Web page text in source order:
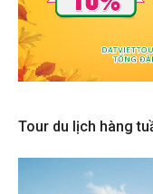
Tour du lịch hàng